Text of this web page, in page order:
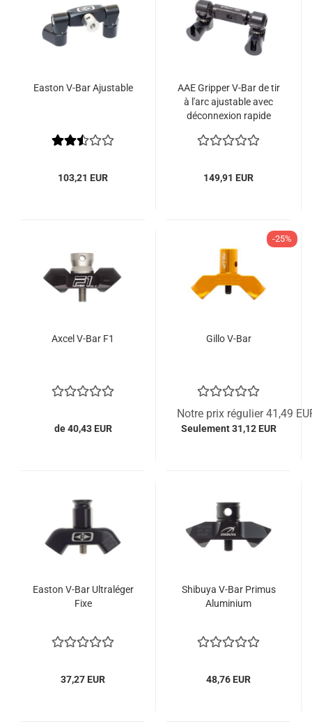
Easton V-Bar Ajustable
103,21 EUR
AAE Gripper V-Bar de tir
à l'arc ajustable avec
déconnexion rapide
149,91 EUR
Axcel V-Bar F1
de 40,43 EUR
-25%
Gillo V-Bar
Notre prix régulier 41,49
Seulement 31,12 EUR
Easton V-Bar Ultraléger
Fixe
37,27 EUR
Shibuya V-Bar Primus
Aluminium
48,76 EUR